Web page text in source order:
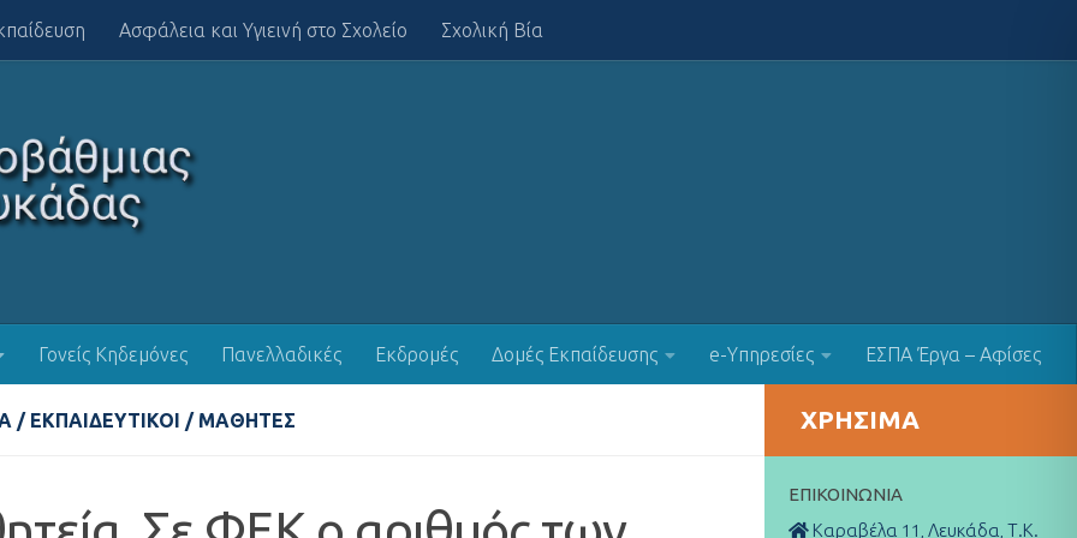
Ασφάλεια και Υγιεινή στο Σχολείο Σχολική Βία
Γονείς Κηδεμόνες Πανελλαδικές Εκδρομές Δομές Εκπαίδευσης e-Υπηρεσίες ΕΣΠΑ Έργα – Αφίσες
/ ΕΚΠΑΙΔΕΥΤΙΚΟΊ / ΜΑΘΗΤΈΣ ΧΡΉΣΙΜΑ
ΕΠΙΚΟΙΝΩΝΊΑ
Καραβέλα 11, Λευκάδα, Τ.Κ.